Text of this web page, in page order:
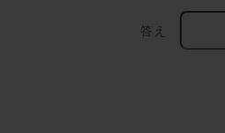
答え